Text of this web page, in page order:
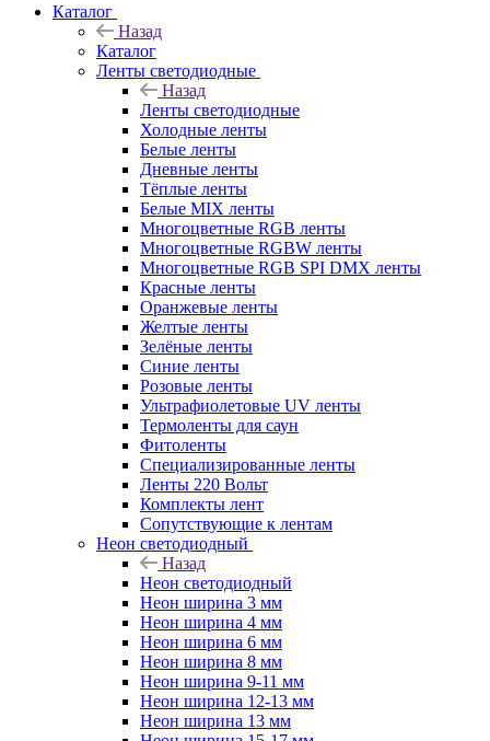
Каталог
Назад
Каталог
Ленты светодиодные
Назад
Ленты светодиодные
Холодные ленты
Белые ленты
Дневные ленты
Тёплые ленты
Белые MIX ленты
Многоцветные RGB ленты
Многоцветные RGBW ленты
Многоцветные RGB SPI DMX ленты
Красные ленты
Оранжевые ленты
Желтые ленты
Зелёные ленты
Синие ленты
Розовые ленты
Ультрафиолетовые UV ленты
Термоленты для саун
Фитоленты
Специализированные ленты
Ленты 220 Вольт
Комплекты лент
Сопутствующие к лентам
Неон светодиодный
Назад
Неон светодиодный
Неон ширина 3 мм
Неон ширина 4 мм
Неон ширина 6 мм
Неон ширина 8 мм
Неон ширина 9-11 мм
Неон ширина 12-13 мм
Неон ширина 13 мм